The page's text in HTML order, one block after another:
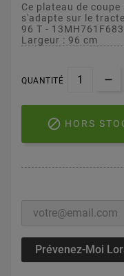
Ce plateau de
s'adapte sur le
96 T -
Largeur : 96 cm
QUANTITÉ
 HORS
Prévenez-Moi